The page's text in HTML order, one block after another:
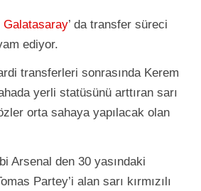
Galatasaray’ da transfer süreci
ediyor.
transferleri sonrasında Kerem
yerli statüsünü arttıran sarı
orta sahaya yapılacak olan
Arsenal den 30 yasındaki
Partey’i alan sarı kırmızılı